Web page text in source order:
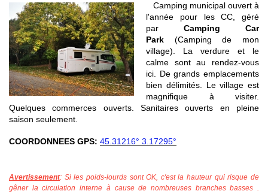
Camping municipal ouvert à
l'année pour les CC, géré
par Camping Car
Park (Camping de mon
village). La verdure et le
calme sont au rendez-vous
ici. De grands emplacements
bien délimités. Le village est
magnifique à visiter.
Quelques commerces ouverts. Sanitaires ouverts en pleine
saison seulement.
COORDONNEES GPS: 45.31216° 3.17295°
Avertissement: Si les poids-lourds sont OK, c'est la hauteur qui risque de
gêner la circulation interne à cause de nombreuses branches basses .